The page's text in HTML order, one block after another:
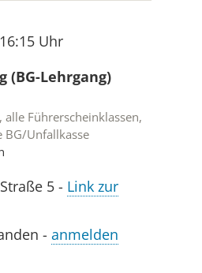
Uhr
(BG-Lehrgang)
Führerscheinklassen,
BG/Unfallkasse
5 - Link zur
- anmelden